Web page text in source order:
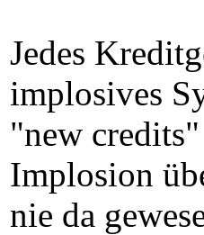
Jedes
implosives
"new
Implosion
nie da